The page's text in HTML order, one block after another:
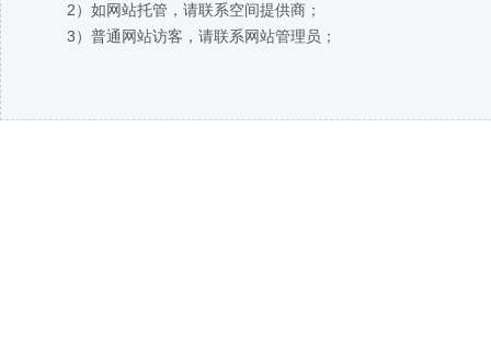
2）如网站托管，请联系空间提供商；
3）普通网站访客，请联系网站管理员；